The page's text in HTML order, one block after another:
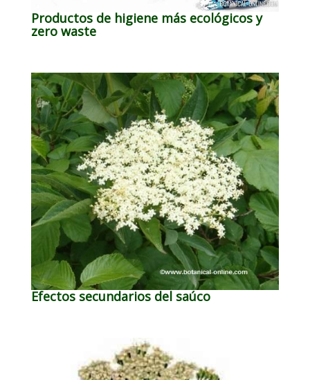
Productos de higiene más ecológicos y
zero waste
Efectos secundarios del saúco